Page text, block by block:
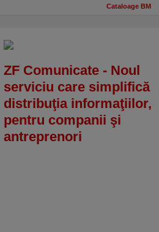
Cataloage BM
ZF Comunicate - Noul
serviciu care simplifică
distribuţia informaţiilor,
pentru companii şi
antreprenori